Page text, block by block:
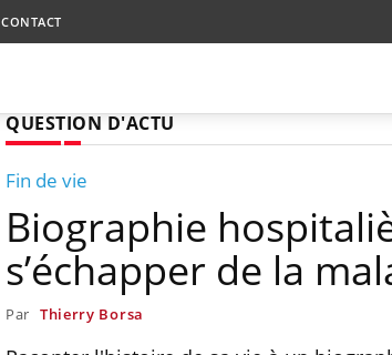
CONTACT
QUESTION D'ACTU
Fin de vie
Biographie
s’échapper de la
Par Thierry Borsa